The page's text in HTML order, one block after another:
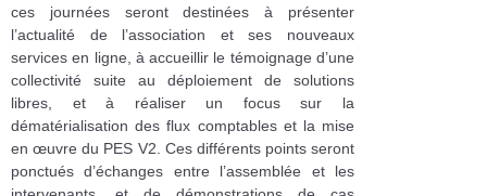
ces journées seront destinées à présenter
l’actualité de l’association et ses nouveaux
services en ligne, à accueillir le témoignage d’une
collectivité suite au déploiement de solutions
libres, et à réaliser un focus sur la
dématérialisation des flux comptables et la mise
en œuvre du PES V2. Ces différents points seront
ponctués d’échanges entre l’assemblée et les